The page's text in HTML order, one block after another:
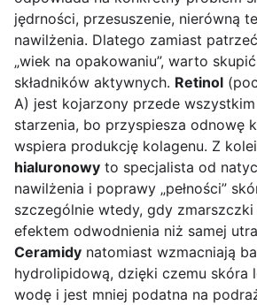
jędrności, przesuszenie, nierówną
nawilżenia. Dlatego zamiast
„wiek na opakowaniu”, warto
składników aktywnych. Retinol
A) jest kojarzony przede
starzenia, bo przyspiesza odnowę
wspiera produkcję kolagenu. Z kolei
hialuronowy to specjalista od
nawilżenia i poprawy „pełności”
szczególnie wtedy, gdy zmarszczki
efektem odwodnienia niż samej
Ceramidy natomiast wzmacniają
hydrolipidową, dzięki czemu skóra
wodę i jest mniej podatna na